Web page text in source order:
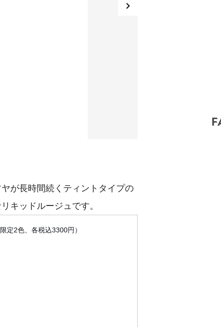
が長時間続くティントタイプの
キッドルージュです。
定2色、各税込3300円）